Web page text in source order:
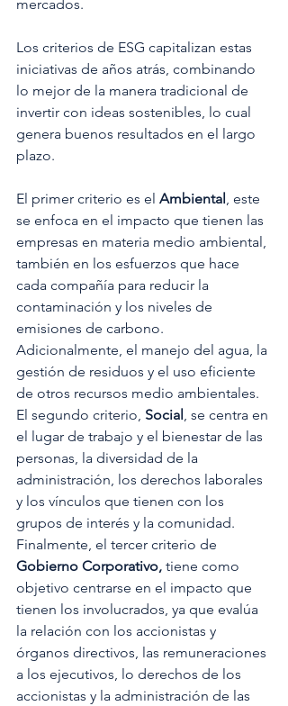
mercados.
Los criterios de ESG capitalizan estas
iniciativas de años atrás, combinando
lo mejor de la manera tradicional de
invertir con ideas sostenibles, lo cual
genera buenos resultados en el largo
plazo.
El primer criterio es el Ambiental , este
se enfoca en el impacto que tienen las
empresas en materia medio ambiental,
también en los esfuerzos que hace
cada compañía para reducir la
contaminación y los niveles de
emisiones de carbono.
Adicionalmente, el manejo del agua, la
gestión de residuos y el uso eficiente
de otros recursos medio ambientales.
El segundo criterio, Social , se centra en
el lugar de trabajo y el bienestar de las
personas, la diversidad de la
administración, los derechos laborales
y los vínculos que tienen con los
grupos de interés y la comunidad.
Finalmente, el tercer criterio de
Gobierno Corporativo, tiene como
objetivo centrarse en el impacto que
tienen los involucrados, ya que evalúa
la relación con los accionistas y
órganos directivos, las remuneraciones
a los ejecutivos, lo derechos de los
accionistas y la administración de las